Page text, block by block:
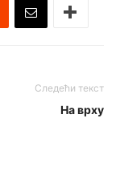
Следећи текст
На врху